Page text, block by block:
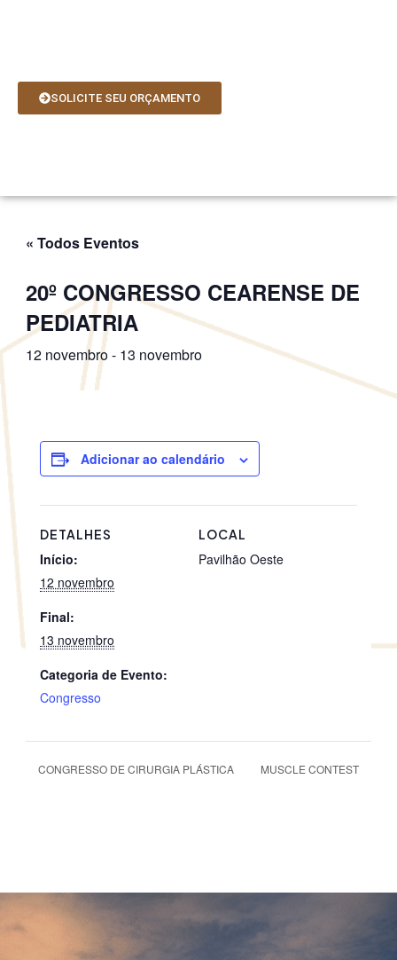
conteúdo
SOLICITE SEU ORÇAMENTO
« Todos Eventos
20º CONGRESSO CEARENSE DE
PEDIATRIA
12 novembro- 13 novembro
Adicionar ao calendário
DETALHES
Início:
12 novembro
Final:
13 novembro
Categoria de Evento:
Congresso
LOCAL
Pavilhão Oeste
CONGRESSO DE CIRURGIA PLÁSTICA MUSCLE CONTEST